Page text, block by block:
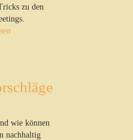
zu den
wie können
nachhaltig